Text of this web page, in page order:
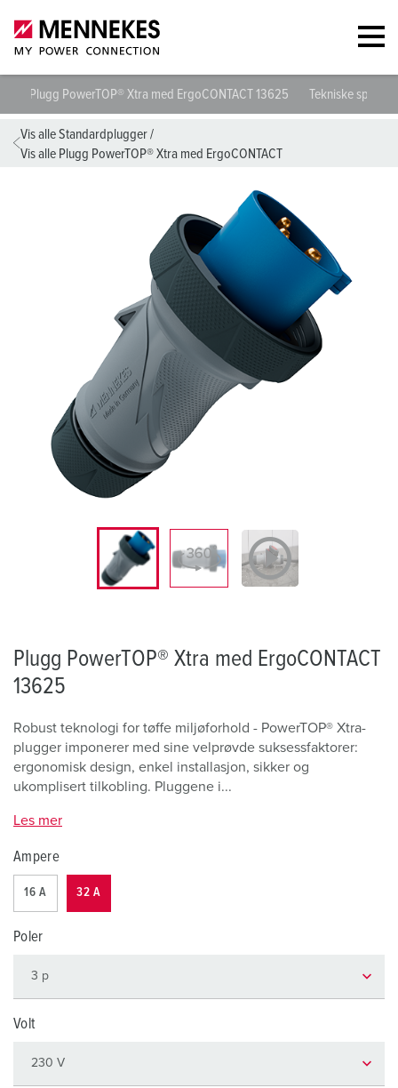
Plugg PowerTOP® Xtra med ErgoCONTACT 13625 Tekniske
Vis alle Standardplugger/
Vis alle Plugg PowerTOP® Xtra med ErgoCONTACT
Plugg PowerTOP® Xtra med ErgoCONTACT
13625
Robust teknologi for tøffe miljøforhold - PowerTOP® Xtra-
plugger imponerer med sine velprøvde suksessfaktorer:
ergonomisk design, enkel installasjon, sikker og
ukomplisert tilkobling. Pluggene i...
Les mer
Ampere
16 A 32 A
Poler
Volt